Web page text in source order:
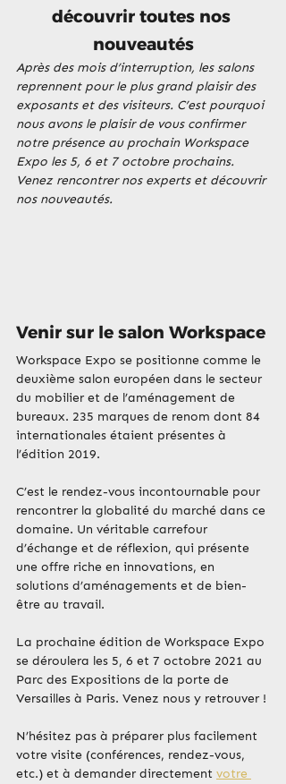
découvrir toutes nos
nouveautés
Après des mois d’interruption, les salons
reprennent pour le plus grand plaisir des
exposants et des visiteurs. C’est pourquoi
nous avons le plaisir de vous confirmer
notre présence au prochain Workspace
Expo les 5, 6 et 7 octobre prochains.
Venez rencontrer nos experts et découvrir
nos nouveautés.
Venir sur le salon Workspace
Workspace Expo se positionne comme le
deuxième salon européen dans le secteur
du mobilier et de l’aménagement de
bureaux. 235 marques de renom dont 84
internationales étaient présentes à
l’édition 2019.
C’est le rendez-vous incontournable pour
rencontrer la globalité du marché dans ce
domaine. Un véritable carrefour
d’échange et de réflexion, qui présente
une offre riche en innovations, en
solutions d’aménagements et de bien-
être au travail.
La prochaine édition de Workspace Expo
se déroulera les 5, 6 et 7 octobre 2021 au
Parc des Expositions de la porte de
Versailles à Paris. Venez nous y retrouver !
N’hésitez pas à préparer plus facilement
votre visite (conférences, rendez-vous,
etc.) et à demander directement votre